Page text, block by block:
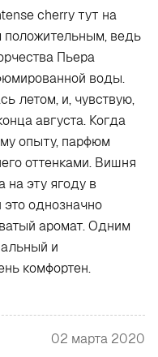
cherry тут на
ведь
Пьера
воды.
летом, и, чувствую,
августа. Когда
опыту, парфюм
оттенками. Вишня
на эту ягоду в
это однозначно
аромат. Одним
и
комфортен.
02 марта 2020